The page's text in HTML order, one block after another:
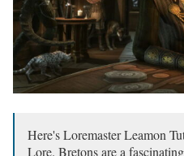
Here's Loremaster Leamon
Lore. Bretons are a